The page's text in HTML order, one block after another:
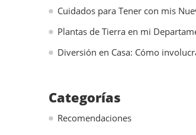
Cuidados para Tener con mis
Plantas de Tierra en mi
Diversión en Casa: Cómo
Categorías
Recomendaciones